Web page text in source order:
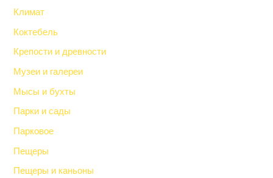
Климат
Коктебель
Крепости и древности
Музеи и галереи
Мысы и бухты
Парки и сады
Парковое
Пещеры
Пещеры и каньоны